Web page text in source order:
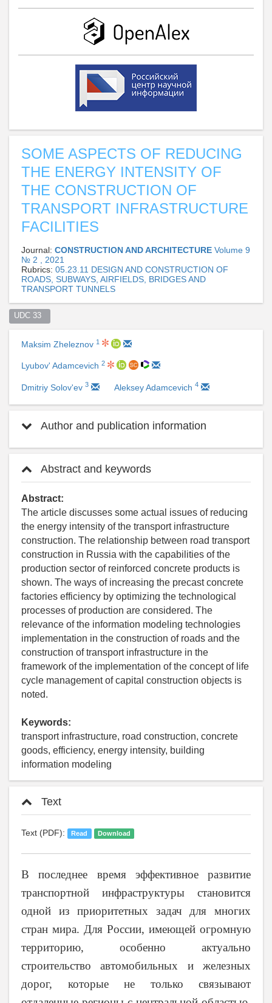
SOME ASPECTS OF REDUCING
THE ENERGY INTENSITY OF
THE CONSTRUCTION OF
TRANSPORT INFRASTRUCTURE
FACILITIES
Journal: CONSTRUCTION AND ARCHITECTURE Volume 9
№ 2 , 2021
Rubrics: 05.23.11 DESIGN AND CONSTRUCTION OF
ROADS, SUBWAYS, AIRFIELDS, BRIDGES AND
TRANSPORT TUNNELS
UDC 33
Maksim Zheleznov 1
Lyubov' Adamcevich 2
Dmitriy Solov'ev 3 Aleksey Adamcevich 4
Author and publication information
Abstract and keywords
Abstract:
The article discusses some actual issues of reducing
the energy intensity of the transport infrastructure
construction. The relationship between road transport
construction in Russia with the capabilities of the
production sector of reinforced concrete products is
shown. The ways of increasing the precast concrete
factories efficiency by optimizing the technological
processes of production are considered. The
relevance of the information modeling technologies
implementation in the construction of roads and the
construction of transport infrastructure in the
framework of the implementation of the concept of life
cycle management of capital construction objects is
noted.
Keywords:
transport infrastructure, road construction, concrete
goods, efficiency, energy intensity, building
information modeling
Text
Text (PDF): Read Download
В последнее время эффективное развитие
транспортной инфраструктуры становится
одной из приоритетных задач для многих
стран мира. Для России, имеющей огромную
территорию, особенно актуально
строительство автомобильных и железных
дорог, которые не только связывают